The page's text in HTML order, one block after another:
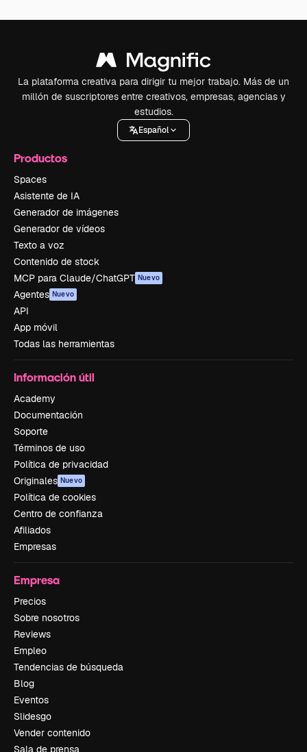
La plataforma creativa para dirigir tu mejor trabajo. Más de un
millón de suscriptores entre creativos, empresas, agencias y
estudios.
Español
Productos
Spaces
Asistente de IA
Generador de imágenes
Generador de vídeos
Texto a voz
Contenido de stock
MCP para Claude/ChatGPT Nuevo
Agentes Nuevo
API
App móvil
Todas las herramientas
Información útil
Academy
Documentación
Soporte
Términos de uso
Política de privacidad
Originales Nuevo
Política de cookies
Centro de confianza
Afiliados
Empresas
Empresa
Precios
Sobre nosotros
Reviews
Empleo
Tendencias de búsqueda
Blog
Eventos
Slidesgo
Vender contenido
Sala de prensa